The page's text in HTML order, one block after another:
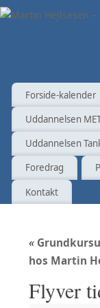
Forside-kalender
Uddannelsen
Uddannelsen
Foredrag
Kontakt
«
hos Martin
Flyver